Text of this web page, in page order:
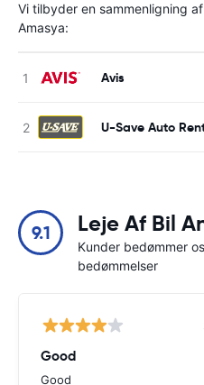
Vi tilbyder en sammenligning
Amasya:
Avis
U-Save Auto
9.1 Leje Af Bil
Kunder bedømmer
bedømmelser
Good
Good